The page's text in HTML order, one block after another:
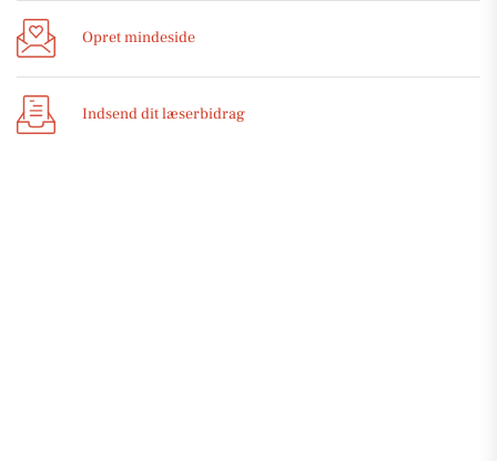
Opret mindeside
Indsend dit læserbidrag